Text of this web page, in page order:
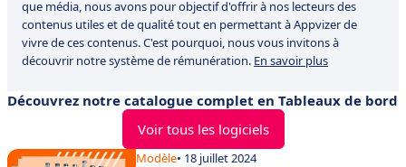
que média, nous avons pour objectif d'offrir à nos lecteurs des
contenus utiles et de qualité tout en permettant à Appvizer de
vivre de ces contenus. C'est pourquoi, nous vous invitons à
découvrir notre système de rémunération. En savoir plus
Découvrez notre catalogue complet en Tableaux de bord
Voir tous les logiciels
Modèle• 18 juillet 2024